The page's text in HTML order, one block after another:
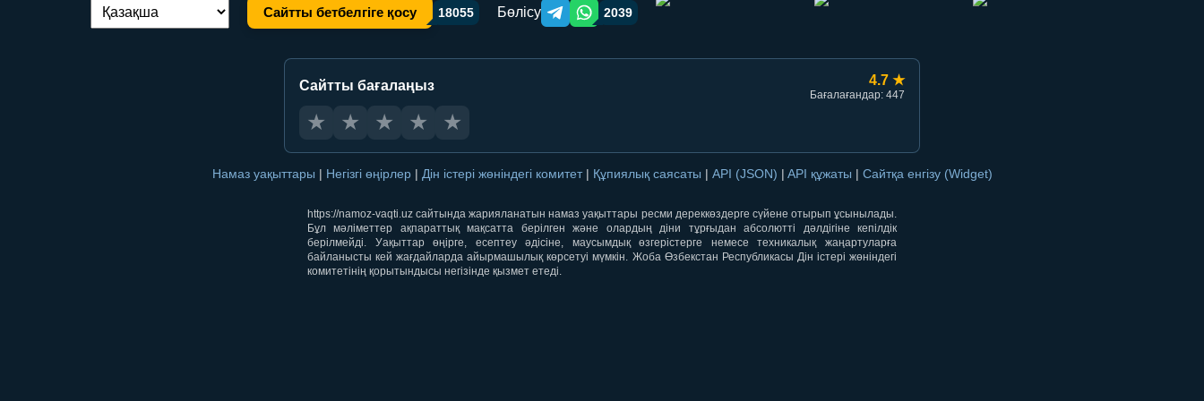
Тілді ауыстыру: Сайтты бетбелгіге қосу 18055 Бөлісу Telegram orqali ulashish
WhatsApp orqali ulashish
2039
Сайтты бағалаңыз 4.7 ★
Бағалағандар: 447
★ ★ ★ ★ ★
Намаз уақыттары | Негізгі өңірлер | Дін істері жөніндегі комитет | Құпиялық саясаты | API (JSON) | API құжаты | Сайтқа енгізу (Widget)
https://namoz-vaqti.uz сайтында жарияланатын намаз уақыттары ресми дереккөздерге сүйене отырып ұсынылады.
Бұл мәліметтер ақпараттық мақсатта берілген және олардың діни тұрғыдан абсолютті дәлдігіне кепілдік
берілмейді. Уақыттар өңірге, есептеу әдісіне, маусымдық өзгерістерге немесе техникалық жаңартуларға
байланысты кей жағдайларда айырмашылық көрсетуі мүмкін. Жоба Өзбекстан Республикасы Дін істері жөніндегі
комитетінің қорытындысы негізінде қызмет етеді.